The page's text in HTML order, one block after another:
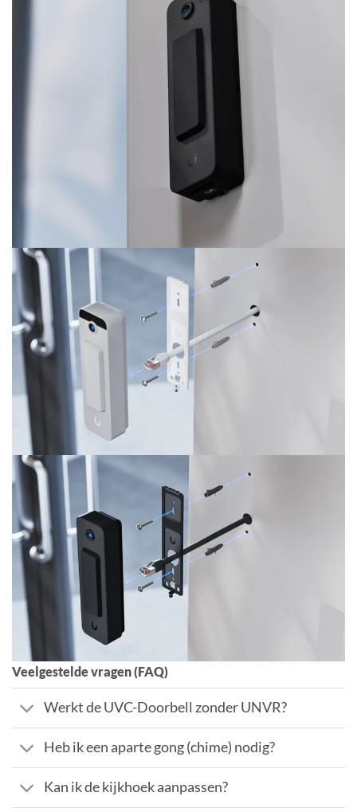
Veelgestelde vragen (FAQ)
Werkt de UVC-Doorbell zonder UNVR?
Heb ik een aparte gong (chime) nodig?
Kan ik de kijkhoek aanpassen?